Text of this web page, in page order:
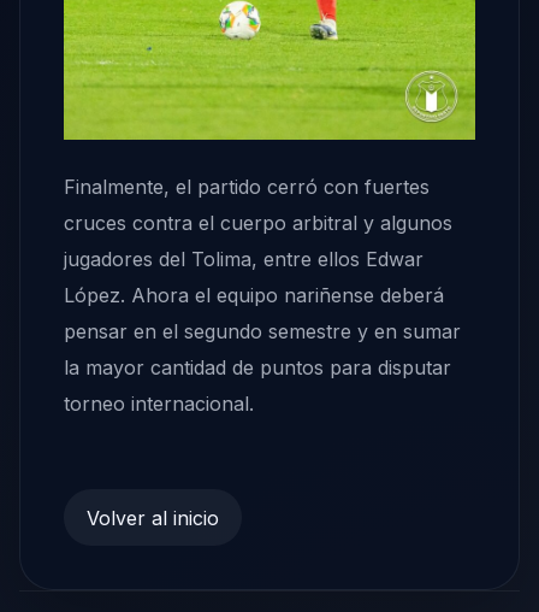
Finalmente, el partido cerró con fuertes
cruces contra el cuerpo arbitral y algunos
jugadores del Tolima, entre ellos Edwar
López. Ahora el equipo nariñense deberá
pensar en el segundo semestre y en sumar
la mayor cantidad de puntos para disputar
torneo internacional.
Volver al inicio